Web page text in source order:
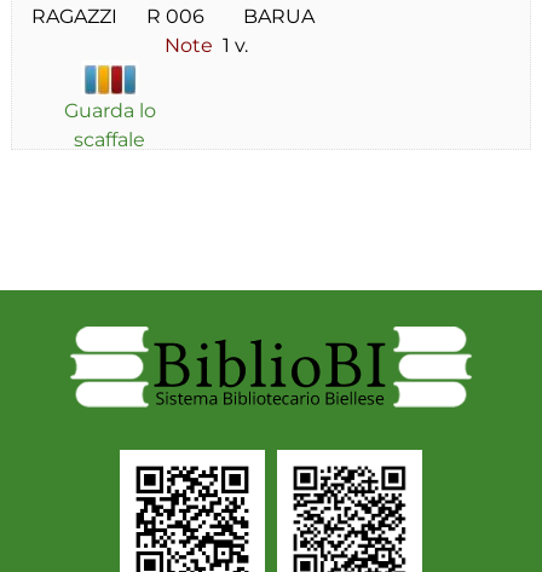
RAGAZZI      R 006        BARUA
Note 1 v.
Guarda lo
scaffale